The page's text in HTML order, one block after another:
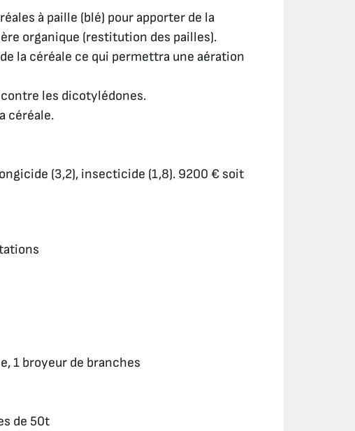
à paille (blé) pour apporter de la
organique (restitution des pailles).
la céréale ce qui permettra une aération
les dicotylédones.
céréale.
(3,2), insecticide (1,8). 9200 € soit
1 broyeur de branches
de 50t